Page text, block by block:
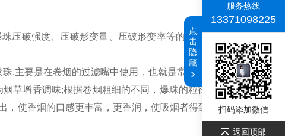
压破强度、压破形变量、压破形变率等的测量,为选择产品的
,主要是在卷烟的过滤嘴中使用，也就是常说的爆珠烟,爆珠也
草增香调味;根据卷烟粗细的不同，爆珠的粒径大小也不同，
，使香烟的口感更丰富，更香润，使吸烟者得到更为舒适的体
服务热线
13371098225
扫码添加微信
返回顶部
点
击
隐
藏